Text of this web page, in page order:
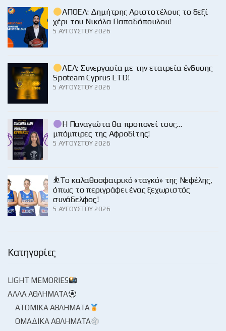
ΑΠΟΕΛ: Δημήτρης Αριστοτέλους το δεξί
χέρι του Νικόλα Παπαδόπουλου!
5 ΑΥΓΟΎΣΤΟΥ 2026
ΑΕΛ: Συνεργασία με την εταιρεία ένδυσης
Spoteam Cyprus LTD!
5 ΑΥΓΟΎΣΤΟΥ 2026
Η Παναγιώτα θα προπονεί τους…
μπόμπιρες της Αφροδίτης!
5 ΑΥΓΟΎΣΤΟΥ 2026
⛹️‍Το καλαθοσφαιρικό «ταγκό» της Νεφέλης,
όπως το περιγράφει ένας ξεχωριστός
συνάδελφος!
5 ΑΥΓΟΎΣΤΟΥ 2026
Κατηγορίες
LIGHT MEMORIES
ΆΛΛΑ ΑΘΛΉΜΑΤΑ
ΑΤΟΜΙΚΆ ΑΘΛΉΜΑΤΑ
ΟΜΑΔΙΚΆ ΑΘΛΉΜΑΤΑ